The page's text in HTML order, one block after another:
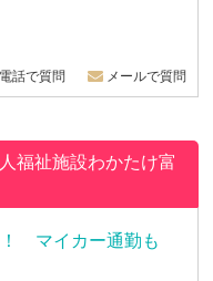
電話で質問 メールで質問
福祉施設わかたけ富
マイカー通勤も